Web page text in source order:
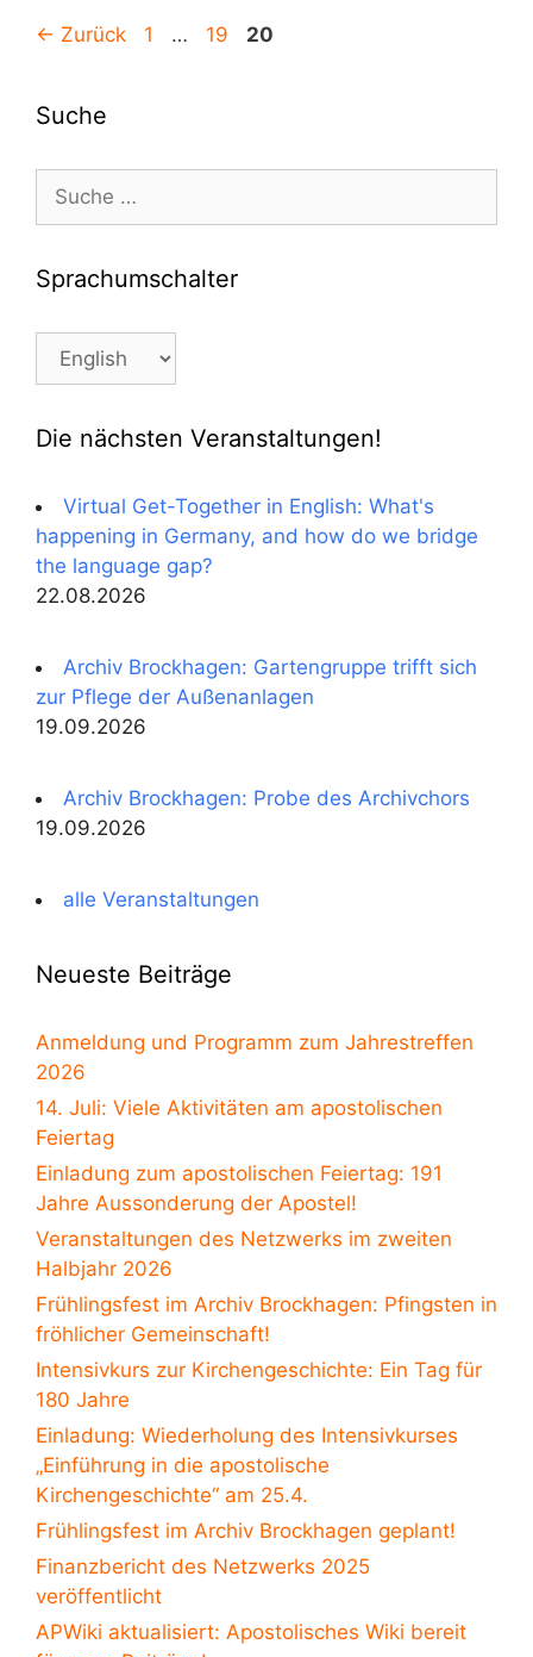
Beitrags-
← Zurück Seite
1 … Seite
19 Seite
20
Suche
Suche
nach:
Sprachumschalter
Sprachumschalter
Die nächsten Veranstaltungen!
Virtual Get-Together in English: What's
happening in Germany, and how do we bridge
the language gap?
22.08.2026
Archiv Brockhagen: Gartengruppe trifft sich
zur Pflege der Außenanlagen
19.09.2026
Archiv Brockhagen: Probe des Archivchors
19.09.2026
alle Veranstaltungen
Neueste Beiträge
Anmeldung und Programm zum Jahrestreffen
2026
14. Juli: Viele Aktivitäten am apostolischen
Feiertag
Einladung zum apostolischen Feiertag: 191
Jahre Aussonderung der Apostel!
Veranstaltungen des Netzwerks im zweiten
Halbjahr 2026
Frühlingsfest im Archiv Brockhagen: Pfingsten in
fröhlicher Gemeinschaft!
Intensivkurs zur Kirchengeschichte: Ein Tag für
180 Jahre
Einladung: Wiederholung des Intensivkurses
„Einführung in die apostolische
Kirchengeschichte“ am 25.4.
Frühlingsfest im Archiv Brockhagen geplant!
Finanzbericht des Netzwerks 2025
veröffentlicht
APWiki aktualisiert: Apostolisches Wiki bereit